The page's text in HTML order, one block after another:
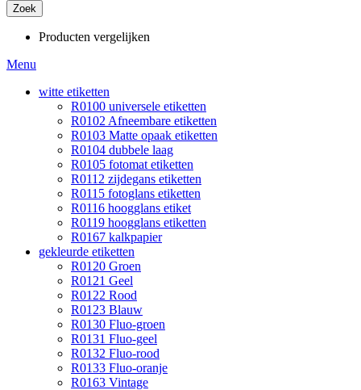
Zoek
Producten vergelijken
Menu
witte etiketten
R0100 universele etiketten
R0102 Afneembare etiketten
R0103 Matte opaak etiketten
R0104 dubbele laag
R0105 fotomat etiketten
R0112 zijdegans etiketten
R0115 fotoglans etiketten
R0116 hoogglans etiket
R0119 hoogglans etiketten
R0167 kalkpapier
gekleurde etiketten
R0120 Groen
R0121 Geel
R0122 Rood
R0123 Blauw
R0130 Fluo-groen
R0131 Fluo-geel
R0132 Fluo-rood
R0133 Fluo-oranje
R0163 Vintage